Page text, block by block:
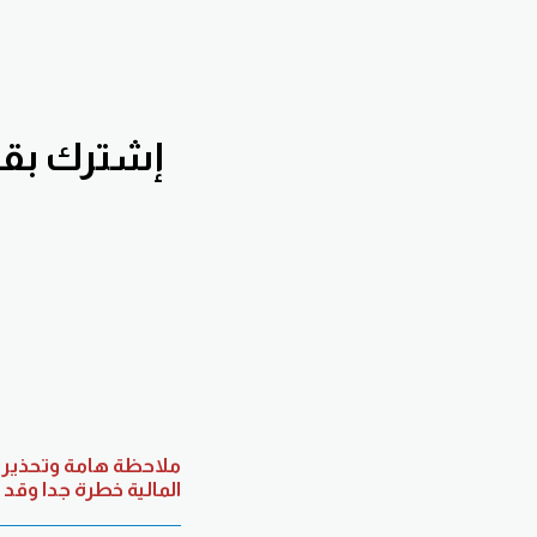
ملاحظة هامة
المالية خطرة جدا